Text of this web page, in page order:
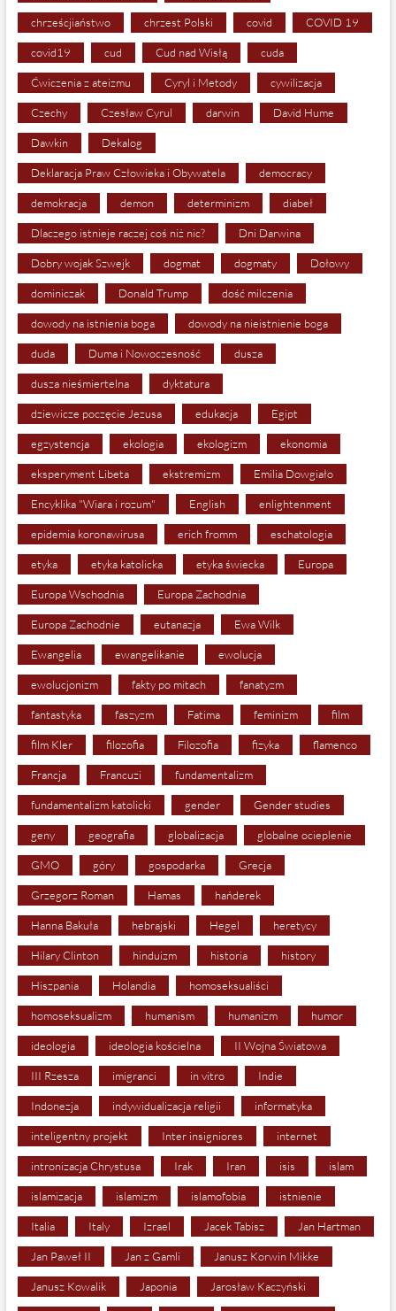
chrześcjiaństwo chrzest Polski covid COVID 19
covid19 cud Cud nad Wisłą cuda
Ćwiczenia z ateizmu Cyryl i Metody cywilizacja
Czechy Czesław Cyrul darwin David Hume
Dawkin Dekalog
Deklaracja Praw Człowieka i Obywatela democracy
demokracja demon determinizm diabeł
Dlaczego istnieje raczej coś niż nic? Dni Darwina
Dobry wojak Szwejk dogmat dogmaty Dołowy
dominiczak Donald Trump dość milczenia
dowody na istnienia boga dowody na nieistnienie boga
duda Duma i Nowoczesność dusza
dusza nieśmiertelna dyktatura
dziewicze poczęcie Jezusa edukacja Egipt
egzystencja ekologia ekologizm ekonomia
eksperyment Libeta ekstremizm Emilia Dowgiało
Encyklika "Wiara i rozum" English enlightenment
epidemia koronawirusa erich fromm eschatologia
etyka etyka katolicka etyka świecka Europa
Europa Wschodnia Europa Zachodnia
Europa Zachodnie eutanazja Ewa Wilk
Ewangelia ewangelikanie ewolucja
ewolucjonizm fakty po mitach fanatyzm
fantastyka faszyzm Fatima feminizm film
film Kler filozofia Filozofia fizyka flamenco
Francja Francuzi fundamentalizm
fundamentalizm katolicki gender Gender studies
geny geografia globalizacja globalne ocieplenie
GMO góry gospodarka Grecja
Grzegorz Roman Hamas hańderek
Hanna Bakuła hebrajski Hegel heretycy
Hilary Clinton hinduizm historia history
Hiszpania Holandia homoseksualiści
homoseksualizm humanism humanizm humor
ideologia ideologia kościelna II Wojna Światowa
III Rzesza imigranci in vitro Indie
Indonezja indywidualizacja religii informatyka
inteligentny projekt Inter insigniores internet
intronizacja Chrystusa Irak Iran isis islam
islamizacja islamizm islamofobia istnienie
Italia Italy Izrael Jacek Tabisz Jan Hartman
Jan Paweł II Jan z Gamli Janusz Korwin Mikke
Janusz Kowalik Japonia Jarosław Kaczyński